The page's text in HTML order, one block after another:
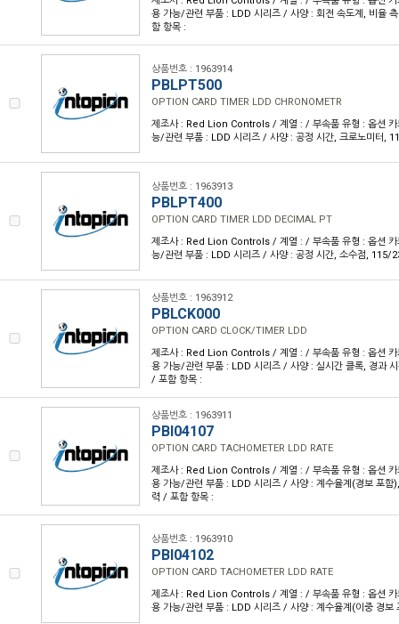
용 가능/관련 부품 : LDD 시리즈 / 사양 : 회전 속도계, 비율
함 항목 :
상품번호 : 1963914
PBLPT500
OPTION CARD TIMER LDD CHRONOMETR
제조사 : Red Lion Controls / 계열 : / 부속품 유형 : 옵션 카
능/관련 부품 : LDD 시리즈 / 사양 : 공정 시간, 크로노미터,
상품번호 : 1963913
PBLPT400
OPTION CARD TIMER LDD DECIMAL PT
제조사 : Red Lion Controls / 계열 : / 부속품 유형 : 옵션 카
능/관련 부품 : LDD 시리즈 / 사양 : 공정 시간, 소수점, 115/
상품번호 : 1963912
PBLCK000
OPTION CARD CLOCK/TIMER LDD
제조사 : Red Lion Controls / 계열 : / 부속품 유형 : 옵션 카
용 가능/관련 부품 : LDD 시리즈 / 사양 : 실시간 클록, 경과
/ 포함 항목 :
상품번호 : 1963911
PBI04107
OPTION CARD TACHOMETER LDD RATE
제조사 : Red Lion Controls / 계열 : / 부속품 유형 : 옵션 카
용 가능/관련 부품 : LDD 시리즈 / 사양 : 계수율계(경보 포함
력 / 포함 항목 :
상품번호 : 1963910
PBI04102
OPTION CARD TACHOMETER LDD RATE
제조사 : Red Lion Controls / 계열 : / 부속품 유형 : 옵션 카
용 가능/관련 부품 : LDD 시리즈 / 사양 : 계수율계(이중 경보